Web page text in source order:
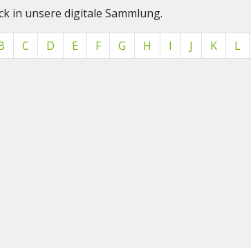
in unsere digitale Sammlung.
C D E F G H I J K L